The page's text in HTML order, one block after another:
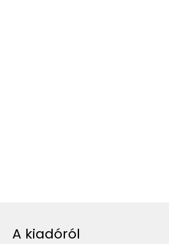
A kiadóról